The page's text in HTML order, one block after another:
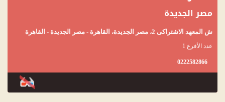
مصر الجديدة
ش المعهد الاشتراكى 2، مصر الجديدة، القاهرة - مصر الجديدة - القاهرة
عدد الأفرع 1
0222582866